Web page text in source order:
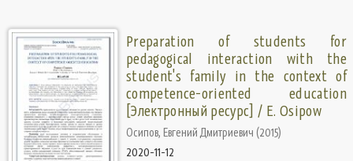
Preparation of students for
pedagogical interaction with the
student's family in the context of
competence-oriented education
[Электронный ресурс] / Е. Оsipow
Осипов, Евгений Дмитриевич (2015)
2020-11-12